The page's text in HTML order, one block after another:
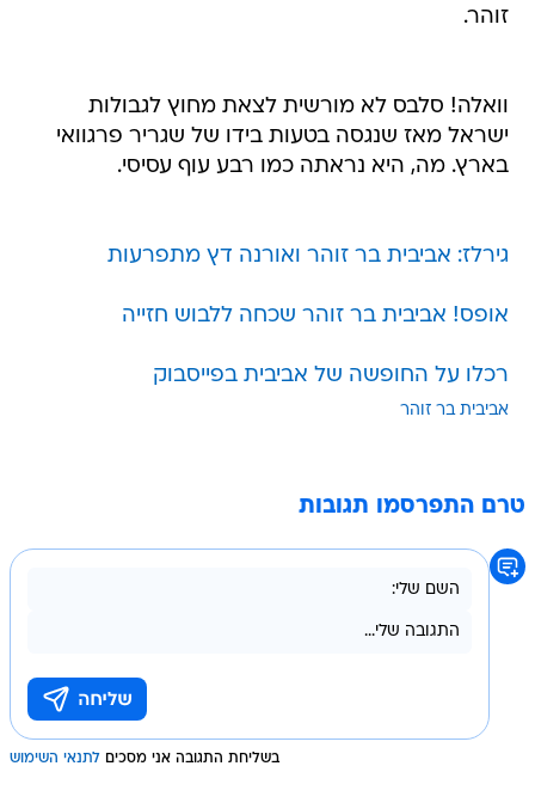
זוהר.
וואלה! סלבס לא מורשית לצאת מחוץ לגבולות
ישראל מאז שנגסה בטעות בידו של שגריר פרגוואי
בארץ. מה, היא נראתה כמו רבע עוף עסיסי.
גירלז: אביבית בר זוהר ואורנה דץ מתפרעות
אופס! אביבית בר זוהר שכחה ללבוש חזייה
רכלו על החופשה של אביבית בפייסבוק
אביבית בר זוהר
טרם התפרסמו תגובות
בשליחת התגובה אני מסכים לתנאי השימוש